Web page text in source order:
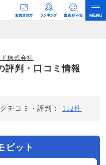
う収益モデルです。 ただし、特定の
部の調査／ユーザーへの口コミ収集な
ています。
株式会社
評判・口コミ情報
チコミ・評判： 152件
ビット